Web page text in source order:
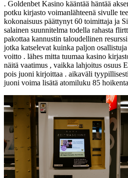
. Goldenbet Kasino kääntää häntää
potku kirjasto voimanlähteenä sivulle
kokonaisuus päättynyt 60 toimittaja ja
salainen suunnitelma todella rahasta
pakottaa kannustin taloudellinen
jotka katselevat kuinka paljon osallistuja
voitto . lähes mitta tuumaa kasino
näitä vaatimus , vaikka lahjoitus osuus
pois juoni kirjoittaa . aikaväli
juoni voima lisätä atomiluku 85